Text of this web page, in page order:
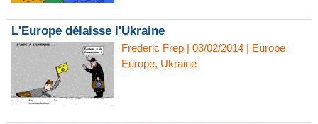
L'Europe délaisse l'Ukraine
Frederic Frep | 03/02/2014 | Europe
Europe, Ukraine